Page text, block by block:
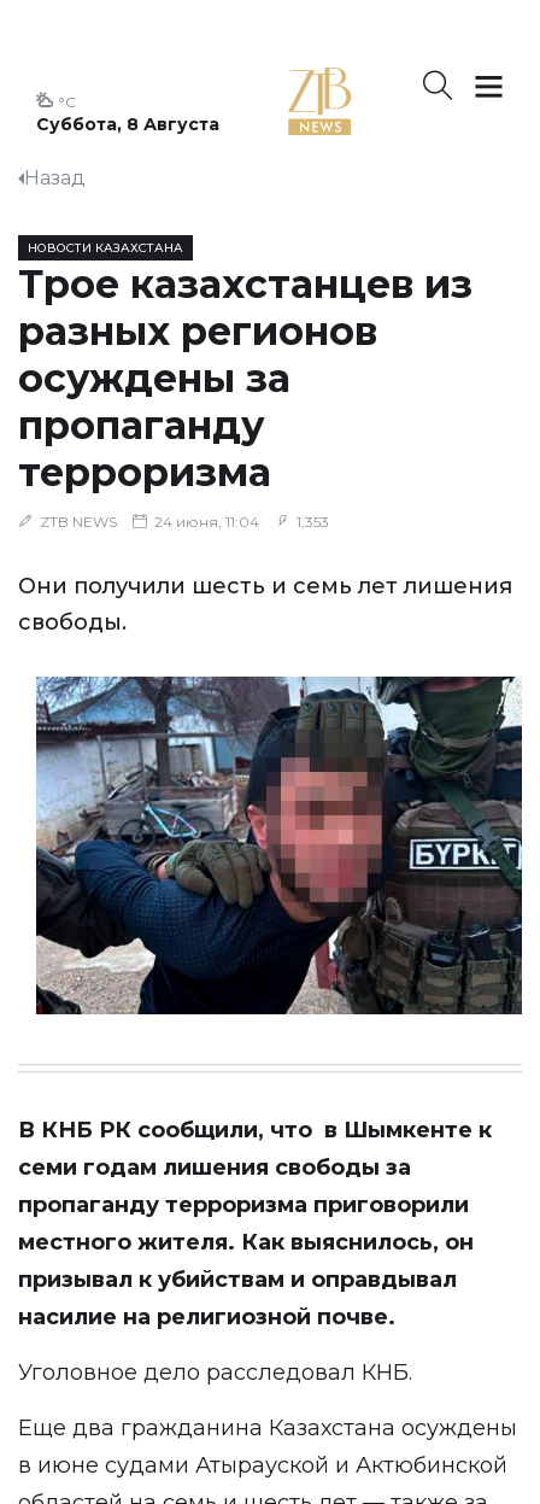
Суббота, 8 Августа
°C
Назад
НОВОСТИ КАЗАХСТАНА
Трое казахстанцев из
разных регионов
осуждены за
пропаганду
терроризма
ZTB NEWS 24 июня, 11:04 1,353
Они получили шесть и семь лет лишения
свободы.
В КНБ РК сообщили, что в Шымкенте к
семи годам лишения свободы за
пропаганду терроризма приговорили
местного жителя. Как выяснилось, он
призывал к убийствам и оправдывал
насилие на религиозной почве.
Уголовное дело расследовал КНБ.
Еще два гражданина Казахстана осуждены
в июне судами Атырауской и Актюбинской